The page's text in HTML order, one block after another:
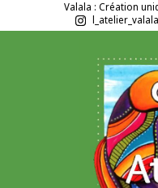
Valala : Création
l_atelier_valala